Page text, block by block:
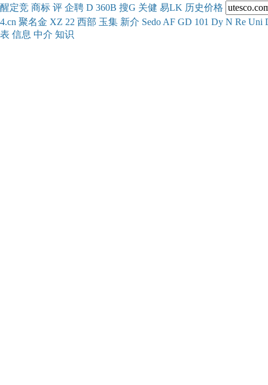
醒定竞 商标 评 企聘 D 360B 搜G 关健 易LK 历史价格
4.cn 聚名金 XZ 22 西部 玉集 新介 Sedo AF GD 101 Dy N Re Uni
表 信息 中介 知识